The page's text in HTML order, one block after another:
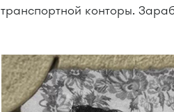
транспортной конторы.